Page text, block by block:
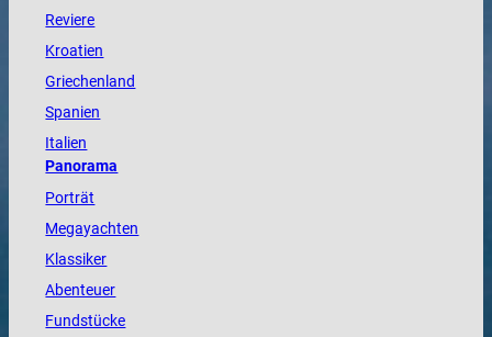
Reviere
Kroatien
Griechenland
Spanien
Italien
Panorama
Porträt
Megayachten
Klassiker
Abenteuer
Fundstücke